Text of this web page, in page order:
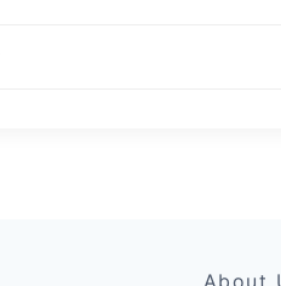
About